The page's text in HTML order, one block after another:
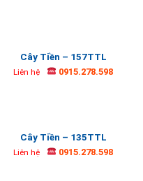
Cây Tiền – 157TTL
Liên hệ 0915.278.598
Cây Tiền – 135TTL
Liên hệ 0915.278.598